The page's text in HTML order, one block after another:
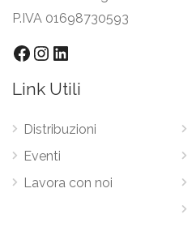
P.IVA 01698730593
Link Utili
Distribuzioni
Eventi
Lavora con noi